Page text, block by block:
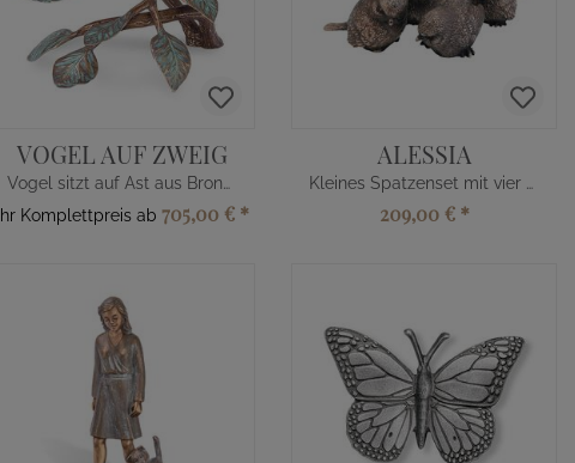
VOGEL AUF ZWEIG
Vogel sitzt auf Ast aus Bronze
Ihr Komplettpreis ab 705,00 € *
ALESSIA
Kleines Spatzenset mit vier Vögeln
209,00 € *